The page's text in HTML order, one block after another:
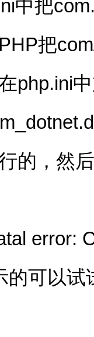
中把
把
php.ini
的，然
error:
的可以试